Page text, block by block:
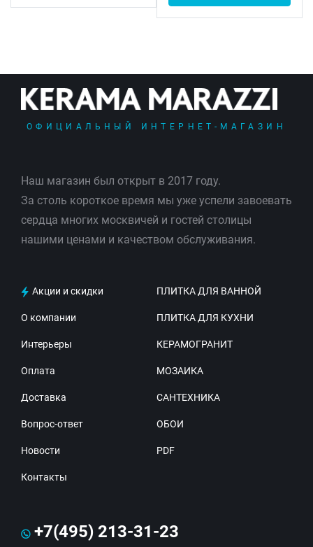
ОФИЦИАЛЬНЫЙ ИНТЕРНЕТ-МАГАЗИН
Наш магазин был открыт в 2017 году.
За столь короткое время мы уже успели завоевать
сердца многих москвичей и гостей столицы
нашими ценами и качеством обслуживания.
Акции и скидки
О компании
Интерьеры
Оплата
Доставка
Вопрос-ответ
Новости
Контакты
ПЛИТКА ДЛЯ ВАННОЙ
ПЛИТКА ДЛЯ КУХНИ
КЕРАМОГРАНИТ
МОЗАИКА
САНТЕХНИКА
ОБОИ
PDF
+7(495) 213-31-23